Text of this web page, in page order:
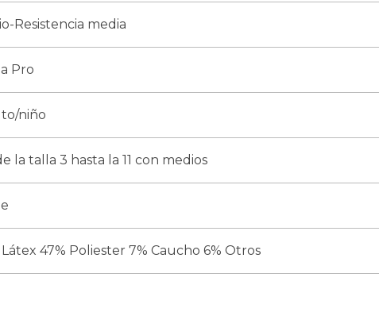
Resistencia media
Pro
niño
la talla 3 hasta la 11 con medios
47% Poliester 7% Caucho 6% Otros